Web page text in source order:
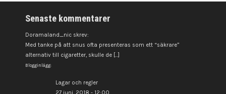
Senaste kommentarer
Doramaland_nic skrev:
Med tanke på att snus ofta presenteras som ett “säkrare”
alternativ till cigaretter, skulle de [...]
Blogginlägg:
Lagar och regler